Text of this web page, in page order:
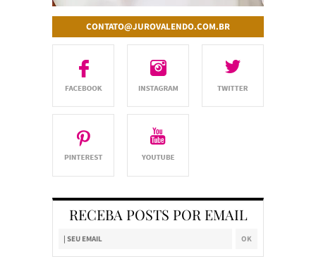
CONTATO@JUROVALENDO.COM.BR
RECEBA POSTS POR EMAIL